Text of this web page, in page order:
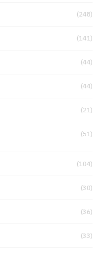
(248)
(141)
(44)
(44)
(21)
(51)
(104)
(30)
(36)
(33)